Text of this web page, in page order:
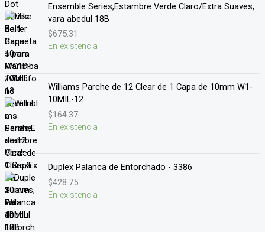
Ensemble Series,Estambre Verde Claro/Extra Suaves,
vara abedul 18B
$675.31
En existencia
Williams Parche de 12 Clear de 1 Capa de 10mm W1-
10MIL-12
$164.37
En existencia
Duplex Palanca de Entorchado - 3386
$428.75
En existencia